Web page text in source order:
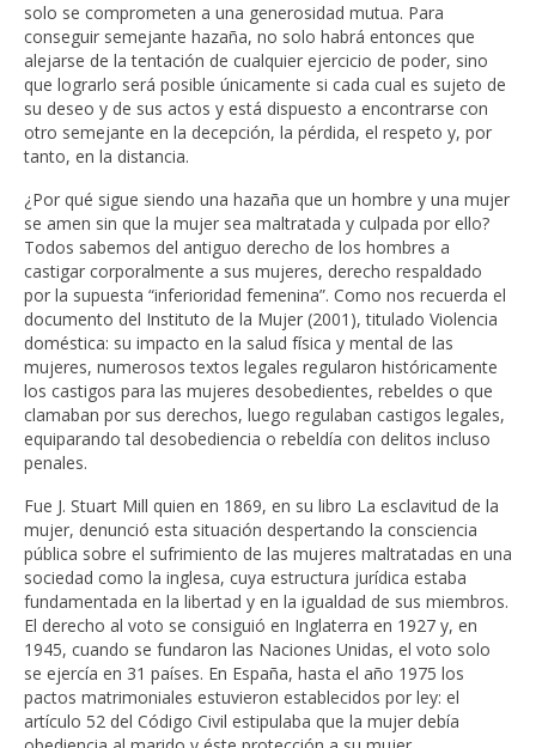
solo se comprometen a una generosidad mutua. Para
conseguir semejante hazaña, no solo habrá entonces que
alejarse de la tentación de cualquier ejercicio de poder, sino
que lograrlo será posible únicamente si cada cual es sujeto de
su deseo y de sus actos y está dispuesto a encontrarse con
otro semejante en la decepción, la pérdida, el respeto y, por
tanto, en la distancia.
¿Por qué sigue siendo una hazaña que un hombre y una mujer
se amen sin que la mujer sea maltratada y culpada por ello?
Todos sabemos del antiguo derecho de los hombres a
castigar corporalmente a sus mujeres, derecho respaldado
por la supuesta “inferioridad femenina”. Como nos recuerda el
documento del Instituto de la Mujer (2001), titulado Violencia
doméstica: su impacto en la salud física y mental de las
mujeres, numerosos textos legales regularon históricamente
los castigos para las mujeres desobedientes, rebeldes o que
clamaban por sus derechos, luego regulaban castigos legales,
equiparando tal desobediencia o rebeldía con delitos incluso
penales.
Fue J. Stuart Mill quien en 1869, en su libro La esclavitud de la
mujer, denunció esta situación despertando la consciencia
pública sobre el sufrimiento de las mujeres maltratadas en una
sociedad como la inglesa, cuya estructura jurídica estaba
fundamentada en la libertad y en la igualdad de sus miembros.
El derecho al voto se consiguió en Inglaterra en 1927 y, en
1945, cuando se fundaron las Naciones Unidas, el voto solo
se ejercía en 31 países. En España, hasta el año 1975 los
pactos matrimoniales estuvieron establecidos por ley: el
artículo 52 del Código Civil estipulaba que la mujer debía